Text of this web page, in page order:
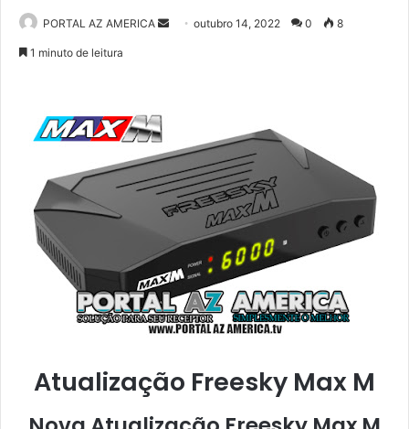
PORTAL AZ AMERICA
m
e
m
a
l
outubro 14, 2022 0 8
1 minuto de leitura
Atualização Freesky Max M